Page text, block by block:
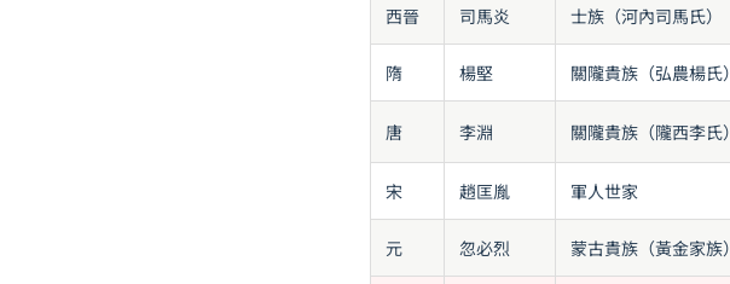
西晉 司馬炎 士族（河內司馬氏）
隋 楊堅 關隴貴族（弘農楊氏）
唐 李淵 關隴貴族（隴西李氏）
宋 趙匡胤 軍人世家
元 忽必烈 蒙古貴族（黃金家族）